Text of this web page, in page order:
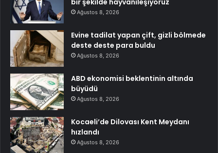
Ağustos 8, 2026
Evine tadilat yapan çift, gizli bölmede
deste deste para buldu
Ağustos 8, 2026
ABD ekonomisi beklentinin altında
büyüdü
Ağustos 8, 2026
Kocaeli’de Dilovası Kent Meydanı
hızlandı
Ağustos 8, 2026